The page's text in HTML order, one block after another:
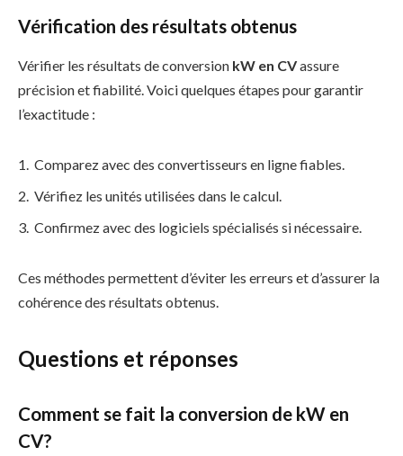
Vérification des résultats obtenus
Vérifier les résultats de conversion kW en CVassure
précision et fiabilité. Voici quelques étapes pour garantir
l’exactitude :
Comparez avec des convertisseurs en ligne fiables.
Vérifiez les unités utilisées dans le calcul.
Confirmez avec des logiciels spécialisés si nécessaire.
Ces méthodes permettent d’éviter les erreurs et d’assurer la
cohérence des résultats obtenus.
Questions et réponses
Comment se fait la conversion de kW en
CV?